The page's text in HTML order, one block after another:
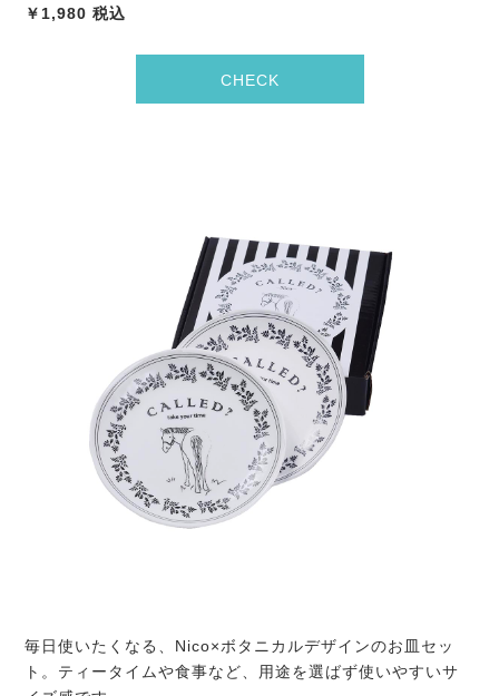
￥1,980 税込
CHECK
毎日使いたくなる、Nico×ボタニカルデザインのお皿セッ
ト。ティータイムや食事など、用途を選ばず使いやすいサ